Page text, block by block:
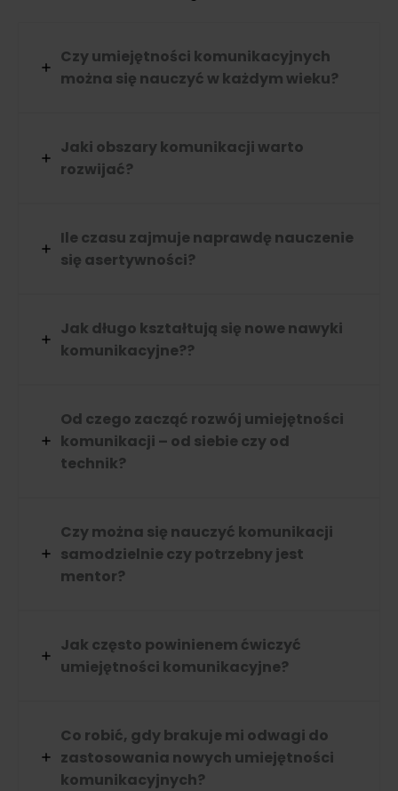
Czy umiejętności komunikacyjnych
można się nauczyć w każdym wieku?
Jaki obszary komunikacji warto
rozwijać?
Ile czasu zajmuje naprawdę nauczenie
się asertywności?
Jak długo kształtują się nowe nawyki
komunikacyjne??
Od czego zacząć rozwój umiejętności
komunikacji – od siebie czy od
technik?
Czy można się nauczyć komunikacji
samodzielnie czy potrzebny jest
mentor?
Jak często powinienem ćwiczyć
umiejętności komunikacyjne?
Co robić, gdy brakuje mi odwagi do
zastosowania nowych umiejętności
komunikacyjnych?